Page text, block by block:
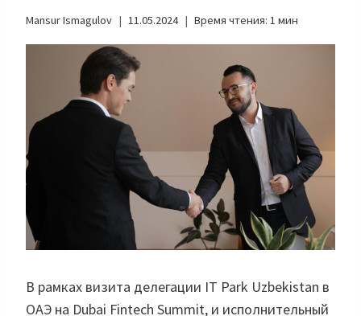
Mansur Ismagulov 11.05.2024 Время чтения: 1 мин
В рамках визита делегации IT Park Uzbekistan в
ОАЭ на Dubai Fintech Summit, и исполнительный